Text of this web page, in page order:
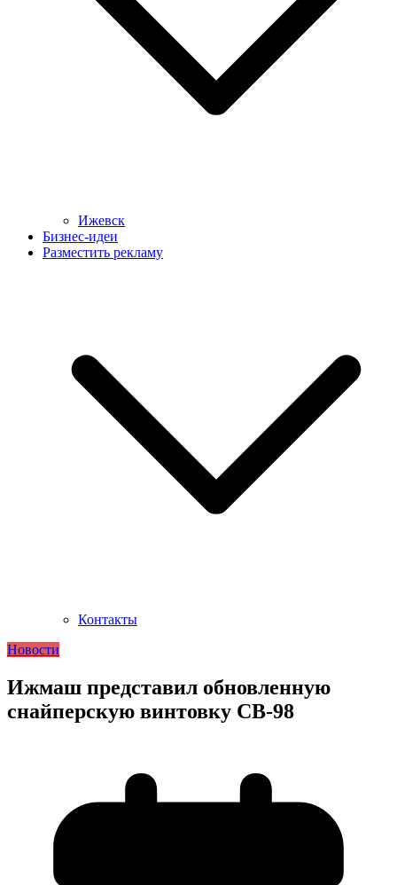
Ижевск
Бизнес-идеи
Разместить рекламу
Контакты
Новости
Ижмаш представил обновленную
снайперскую винтовку СВ-98